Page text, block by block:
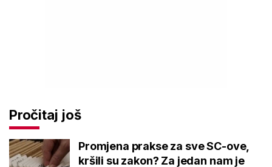
Pročitaj još
Promjena prakse za sve SC-ove,
kršili su zakon? Za jedan nam je